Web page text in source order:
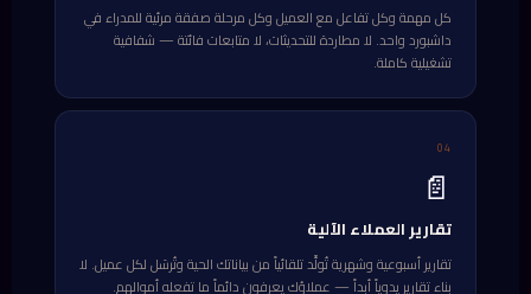
كل مهمة وكل تفاعل مع العميل وكل مرحلة صفقة مرئية للمدراء في
داشبورد واحد. لا مطاردة للتحديثات، لا متابعات فائتة — شفافية
تشغيلية كاملة.
04
📄
تقارير العملاء الآلية
تقارير أسبوعية وشهرية تُولَّد تلقائياً من بياناتك الحية وتُرسَل لكل عميل. لا
بناء تقارير يدوياً أبداً — عملاؤك يعرفون دائماً ما تفعله أموالهم.